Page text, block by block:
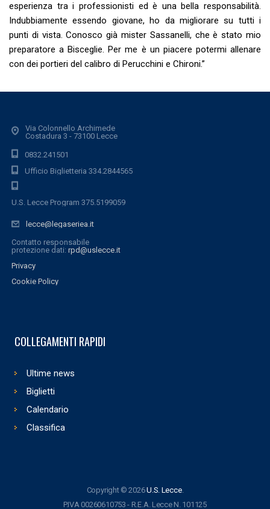
esperienza tra i professionisti ed è una bella responsabilità.
Indubbiamente essendo giovane, ho da migliorare su tutti i
punti di vista. Conosco già mister Sassanelli, che è stato mio
preparatore a Bisceglie. Per me è un piacere potermi allenare
con dei portieri del calibro di Perucchini e Chironi.”
Via Colonnello Archimede
Costadura 3 - 73100 Lecce
0832.241501
Ufficio Biglietteria 334.2844565
U.S. Lecce Program 375.5199059
lecce@legaseriea.it
Contatto responsabile
protezione dati: rpd@uslecce.it
Privacy
Cookie Policy
COLLEGAMENTI RAPIDI
Ultime news
Biglietti
Calendario
Classifica
Copyright © 2026U.S. Lecce.
P.IVA 00260610753 - R.E.A. Lecce N. 101125